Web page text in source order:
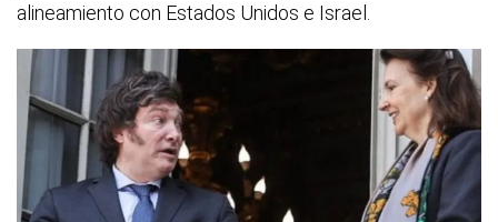
alineamiento con Estados Unidos e Israel.